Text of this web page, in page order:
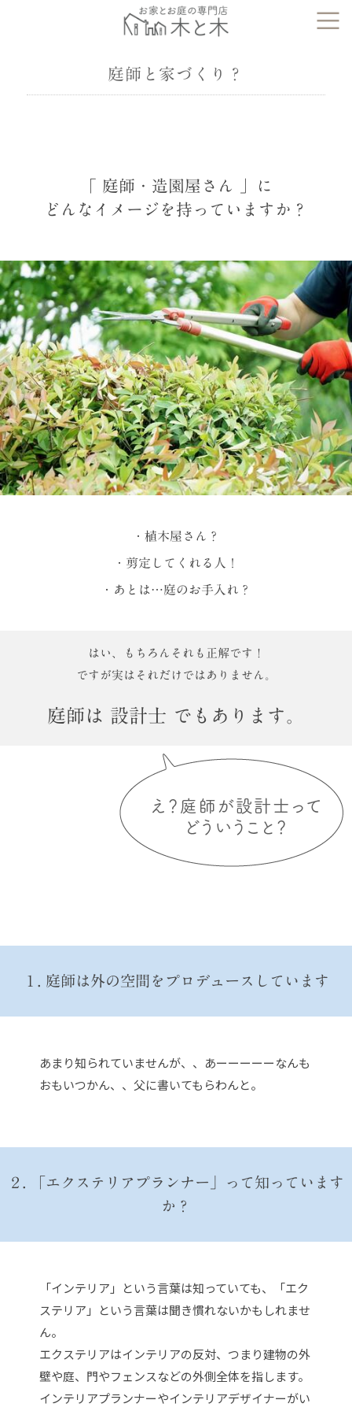
庭師と家づくり？
「 庭師・造園屋さん 」に
どんなイメージを持っていますか？
・植木屋さん？
・剪定してくれる人！
・あとは…庭のお手入れ？
はい、もちろんそれも正解です！
ですが実はそれだけではありません。
庭師は 設計士 でもあります。
１. 庭師は外の空間をプロデュースしています
あまり知られていませんが、、あーーーーーなんも
おもいつかん、、父に書いてもらわんと。
２. 「エクステリアプランナー」って知っています
か？
「インテリア」という言葉は知っていても、「エク
ステリア」という言葉は聞き慣れないかもしれませ
ん。
エクステリアはインテリアの反対、つまり建物の外
壁や庭、門やフェンスなどの外側全体を指します。
インテリアプランナーやインテリアデザイナーがい